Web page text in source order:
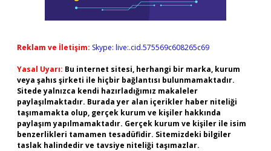
Reklam ve İletişim: Skype: live:.cid.575569c608265c69
Yasal Uyarı: Bu internet sitesi, herhangi bir marka, kurum
veya şahıs şirketi ile hiçbir bağlantısı bulunmamaktadır.
Sitede yalnızca kendi hazırladığımız makaleler
paylaşılmaktadır. Burada yer alan içerikler haber niteliği
taşımamakta olup, gerçek kurum ve kişiler hakkında
paylaşım yapılmamaktadır. Gerçek kurum ve kişiler ile isim
benzerlikleri tamamen tesadüfidir. Sitemizdeki bilgiler
taslak halindedir ve tavsiye niteliği taşımazlar.